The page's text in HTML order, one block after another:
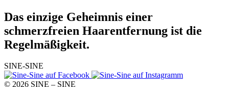
Das einzige Geheimnis einer
schmerzfreien Haarentfernung ist die
Regelmäßigkeit.
SINE-SINE
© 2026 SINE – SINE